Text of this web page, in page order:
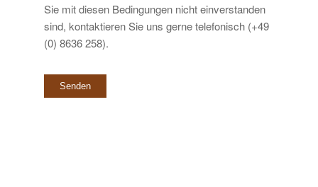
Sie mit diesen Bedingungen nicht einverstanden
sind, kontaktieren Sie uns gerne telefonisch (+49
(0) 8636 258).